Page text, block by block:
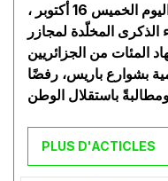
نظّمت وزارة الرياضة، صباح اليوم الخميس 16 أكتوبر ،
الذكرى المخلّدة لمجازر
استشهاد المئات من الجزائريين
بشوارع باريس، رفضًا
PLUS D'ACTICLES